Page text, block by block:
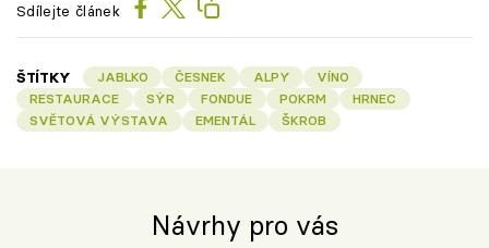
Sdílejte článek
ŠTÍTKY JABLKO ČESNEK ALPY
VÍNO
RESTAURACE
SÝR FONDUE POKRM
HRNEC
SVĚTOVÁ VÝSTAVA
EMENTÁL ŠKROB
Návrhy pro vás